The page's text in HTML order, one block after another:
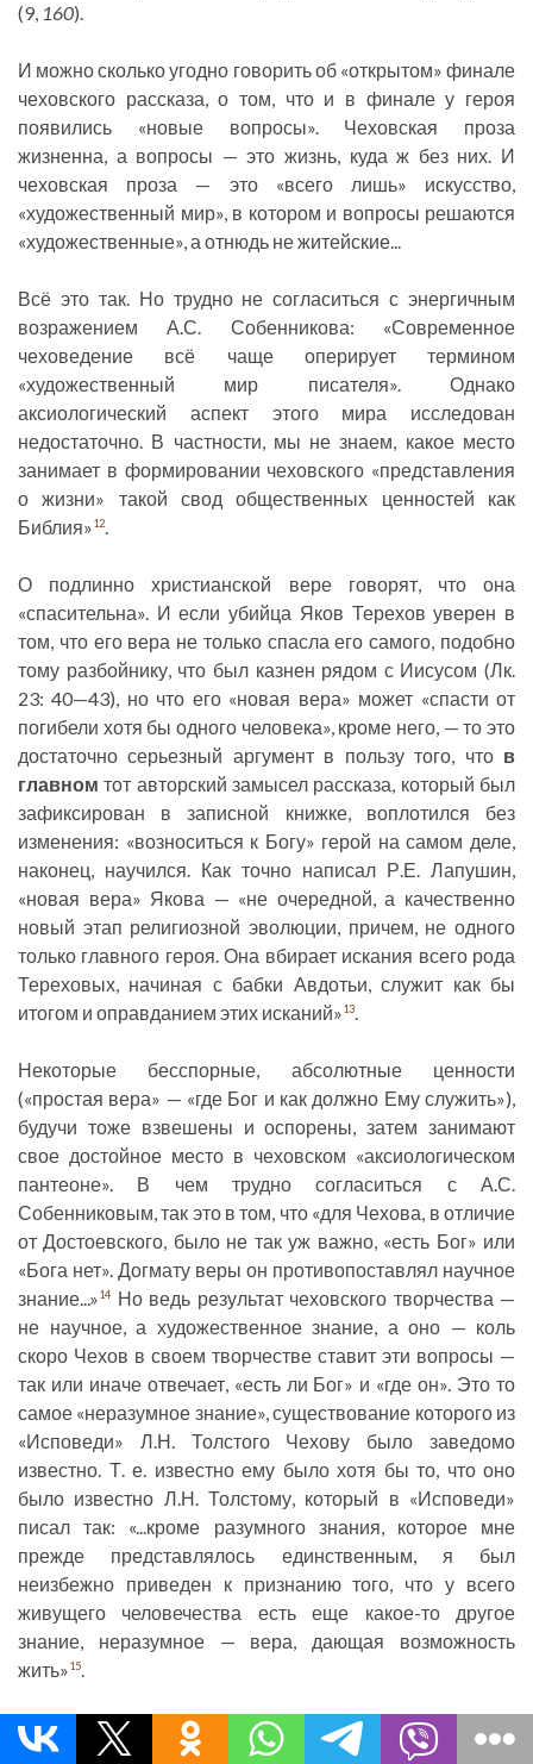
(9, 160).
И можно сколько угодно говорить об «открытом» финале
чеховского рассказа, о том, что и в финале у героя
появились «новые вопросы». Чеховская проза
жизненна, а вопросы — это жизнь, куда ж без них. И
чеховская проза — это «всего лишь» искусство,
«художественный мир», в котором и вопросы решаются
«художественные», а отнюдь не житейские...
Всё это так. Но трудно не согласиться с энергичным
возражением А.С. Собенникова: «Современное
чеховедение всё чаще оперирует термином
«художественный мир писателя». Однако
аксиологический аспект этого мира исследован
недостаточно. В частности, мы не знаем, какое место
занимает в формировании чеховского «представления
о жизни» такой свод общественных ценностей как
Библия»12.
О подлинно христианской вере говорят, что она
«спасительна». И если убийца Яков Терехов уверен в
том, что его вера не только спасла его самого, подобно
тому разбойнику, что был казнен рядом с Иисусом (Лк.
23: 40—43), но что его «новая вера» может «спасти от
погибели хотя бы одного человека», кроме него, — то это
достаточно серьезный аргумент в пользу того, что в
главном тот авторский замысел рассказа, который был
зафиксирован в записной книжке, воплотился без
изменения: «возноситься к Богу» герой на самом деле,
наконец, научился. Как точно написал Р.Е. Лапушин,
«новая вера» Якова — «не очередной, а качественно
новый этап религиозной эволюции, причем, не одного
только главного героя. Она вбирает искания всего рода
Тереховых, начиная с бабки Авдотьи, служит как бы
итогом и оправданием этих исканий»13.
Некоторые бесспорные, абсолютные ценности
(«простая вера» — «где Бог и как должно Ему служить»),
будучи тоже взвешены и оспорены, затем занимают
свое достойное место в чеховском «аксиологическом
пантеоне». В чем трудно согласиться с А.С.
Собенниковым, так это в том, что «для Чехова, в отличие
от Достоевского, было не так уж важно, «есть Бог» или
«Бога нет». Догмату веры он противопоставлял научное
знание...»14
Но ведь результат чеховского творчества —
не научное, а художественное знание, а оно — коль
скоро Чехов в своем творчестве ставит эти вопросы —
так или иначе отвечает, «есть ли Бог» и «где он». Это то
самое «неразумное знание», существование которого из
«Исповеди» Л.Н. Толстого Чехову было заведомо
известно. Т. е. известно ему было хотя бы то, что оно
было известно Л.Н. Толстому, который в «Исповеди»
писал так: «...кроме разумного знания, которое мне
прежде представлялось единственным, я был
неизбежно приведен к признанию того, что у всего
живущего человечества есть еще какое-то другое
знание, неразумное — вера, дающая возможность
жить»15.
5